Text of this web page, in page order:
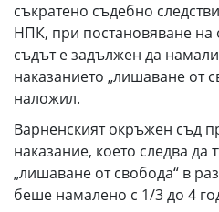
съкратено съдебно
НПК, при постановяване на
съдът е задължен да
наказанието „лишаване от
наложил.
Варненският окръжен съд
наказание, което следва
„лишаване от свобода“ в
беше намалено с 1/3 до 4